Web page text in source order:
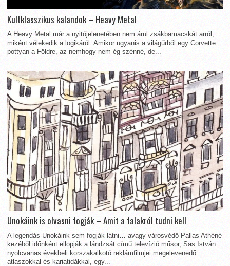
Kultklasszikus kalandok – Heavy Metal
A Heavy Metal már a nyitójelenetében nem árul zsákbamacskát arról,
miként vélekedik a logikáról. Amikor ugyanis a világűrből egy Corvette
pottyan a Földre, az nemhogy nem ég szénné, de...
Unokáink is olvasni fogják – Amit a falakról tudni kell
A legendás Unokáink sem fogják látni… avagy városvédő Pallas Athéné
kezéből időnként ellopják a lándzsát című televízió műsor, Sas István
nyolcvanas évekbeli korszakalkotó reklámfilmjei megelevenedő
atlaszokkal és kariatidákkal, egy...